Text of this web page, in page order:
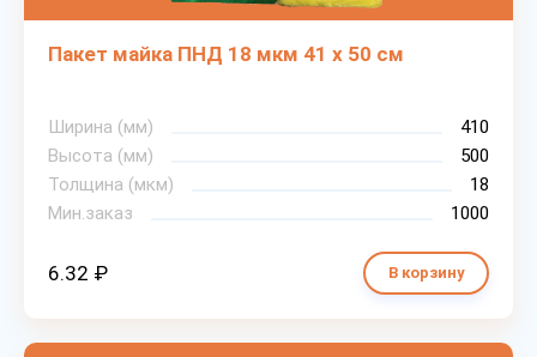
Пакет майка ПНД 18 мкм 41 х 50 см
Ширина (мм)
410
Высота (мм)
500
Толщина (мкм)
18
Мин.заказ
1000
6.32 ₽ В корзину